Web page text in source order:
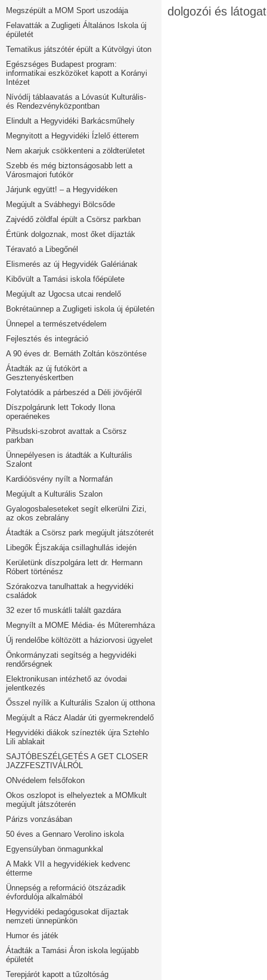
Megszépült a MOM Sport uszodája
Felavatták a Zugligeti Általános Iskola új
épületét
Tematikus játszótér épült a Kútvölgyi úton
Egészséges Budapest program:
informatikai eszközöket kapott a Korányi
Intézet
Nívódíj táblaavatás a Lóvasút Kulturális-
és Rendezvényközpontban
Elindult a Hegyvidéki Barkácsműhely
Megnyitott a Hegyvidéki Ízlelő étterem
Nem akarjuk csökkenteni a zöldterületet
Szebb és még biztonságosabb lett a
Városmajori futókör
Járjunk együtt! – a Hegyvidéken
Megújult a Svábhegyi Bölcsőde
Zajvédő zöldfal épült a Csörsz parkban
Értünk dolgoznak, most őket díjazták
Téravató a Libegőnél
Elismerés az új Hegyvidék Galériának
Kibővült a Tamási iskola főépülete
Megújult az Ugocsa utcai rendelő
Bokrétaünnep a Zugligeti iskola új épületén
Ünnepel a természetvédelem
Fejlesztés és integráció
A 90 éves dr. Bernáth Zoltán köszöntése
Átadták az új futókört a
Gesztenyéskertben
Folytatódik a párbeszéd a Déli jövőjéről
Díszpolgárunk lett Tokody Ilona
operaénekes
Piłsudski-szobrot avattak a Csörsz
parkban
Ünnepélyesen is átadták a Kulturális
Szalont
Kardióösvény nyílt a Normafán
Megújult a Kulturális Szalon
Gyalogosbaleseteket segít elkerülni Zizi,
az okos zebralány
Átadták a Csörsz park megújult játszóterét
Libegők Éjszakája csillaghullás idején
Kerületünk díszpolgára lett dr. Hermann
Róbert történész
Szórakozva tanulhattak a hegyvidéki
családok
32 ezer tő muskátli talált gazdára
Megnyílt a MOME Média- és Műteremháza
Új rendelőbe költözött a háziorvosi ügyelet
Önkormányzati segítség a hegyvidéki
rendőrségnek
Elektronikusan intézhető az óvodai
jelentkezés
Ősszel nyílik a Kulturális Szalon új otthona
Megújult a Rácz Aladár úti gyermekrendelő
Hegyvidéki diákok színezték újra Sztehlo
Lili ablakait
SAJTÓBESZÉLGETÉS A GET CLOSER
JAZZFESZTIVÁLRÓL
ONvédelem felsőfokon
Okos oszlopot is elhelyeztek a MOMkult
megújult játszóterén
Párizs vonzásában
50 éves a Gennaro Verolino iskola
Egyensúlyban önmagunkkal
A Makk VII a hegyvidékiek kedvenc
étterme
Ünnepség a reformáció ötszázadik
évfordulója alkalmából
Hegyvidéki pedagógusokat díjaztak
nemzeti ünnepünkön
Humor és játék
Átadták a Tamási Áron iskola legújabb
épületét
Terepjárót kapott a tűzoltóság
dolgozói és